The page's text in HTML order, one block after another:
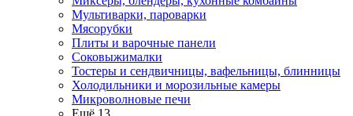
Мультиварки, пароварки
Мясорубки
Плиты и варочные панели
Соковыжималки
Тостеры и сендвичницы, вафельницы, блинницы
Холодильники и морозильные камеры
Микроволновые печи
Ещё 13